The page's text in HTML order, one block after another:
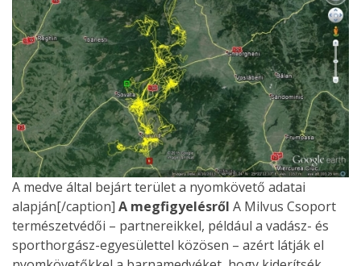
A medve által bejárt terület a nyomkövető adatai
alapján[/caption] A megfigyelésről A Milvus Csoport
természetvédői – partnereikkel, például a vadász- és
sporthorgász-egyesülettel közösen – azért látják el